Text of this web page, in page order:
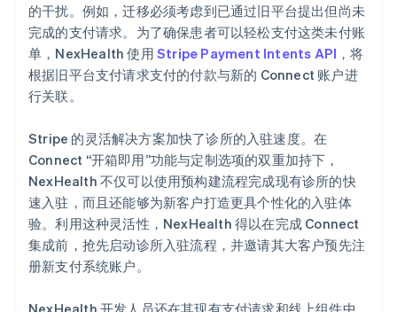
的干扰。例如，迁移必须考虑到已通过旧平台提出但尚未
完成的支付请求。为了确保患者可以轻松支付这类未付账
单，NexHealth 使用 Stripe Payment Intents API ，将
根据旧平台支付请求支付的付款与新的 Connect 账户进
行关联。
Stripe 的灵活解决方案加快了诊所的入驻速度。在
Connect “开箱即用”功能与定制选项的双重加持下，
NexHealth 不仅可以使用预构建流程完成现有诊所的快
速入驻，而且还能够为新客户打造更具个性化的入驻体
验。利用这种灵活性，NexHealth 得以在完成 Connect
集成前，抢先启动诊所入驻流程，并邀请其大客户预先注
册新支付系统账户。
NexHealth 开发人员还在其现有支付请求和线上组件中